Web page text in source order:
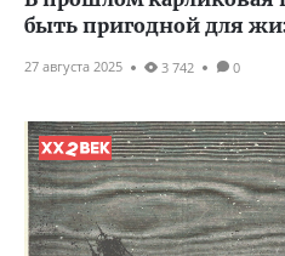
быть пригодной для
27 августа 2025 3 742 0